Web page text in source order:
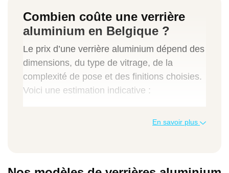
Combien coûte une verrière
aluminium en Belgique ?
Le prix d’une verrière aluminium dépend des
dimensions, du type de vitrage, de la
complexité de pose et des finitions choisies.
Voici une estimation indicative :
En savoir plus